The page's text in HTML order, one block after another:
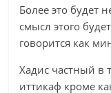
Более это будет
смысл этого
говорится как
Хадис частный в
иттикаф кроме